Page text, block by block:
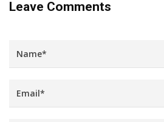
Leave Comments